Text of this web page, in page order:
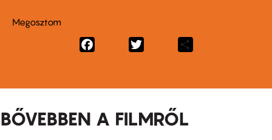
Megosztom
Facebook
BŐVEBBEN A FILMRŐL